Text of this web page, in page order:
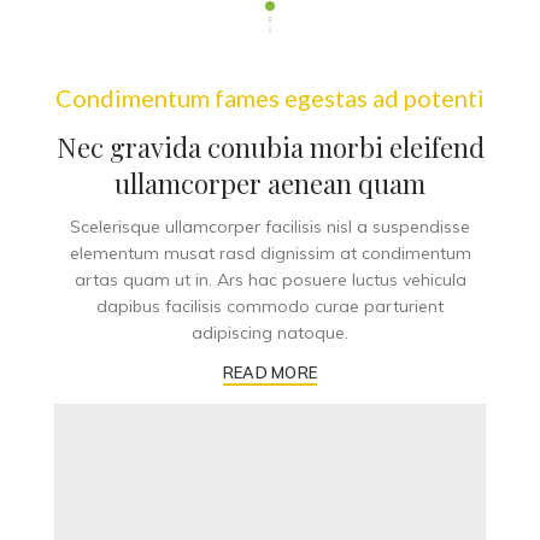
Condimentum fames egestas ad potenti
Nec gravida conubia morbi eleifend
ullamcorper aenean quam
Scelerisque ullamcorper facilisis nisl a suspendisse
elementum musat rasd dignissim at condimentum
artas quam ut in. Ars hac posuere luctus vehicula
dapibus facilisis commodo curae parturient
adipiscing natoque.
READ MORE